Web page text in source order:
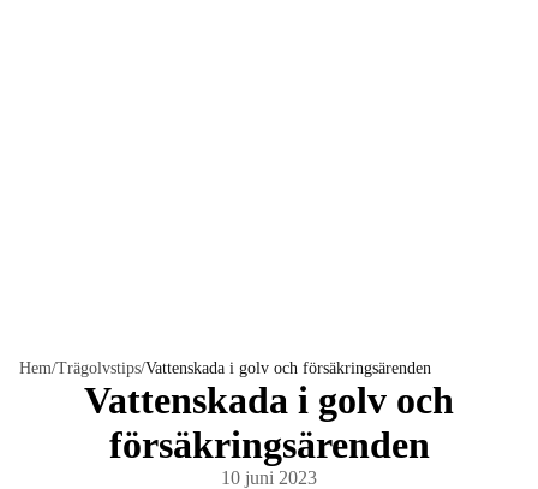
Hem/Trägolvstips/Vattenskada i golv och försäkringsärenden
Vattenskada i golv och
försäkringsärenden
10 juni 2023